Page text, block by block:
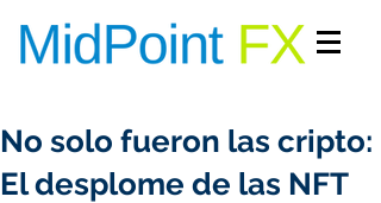
No solo fueron las cripto:
El desplome de las NFT